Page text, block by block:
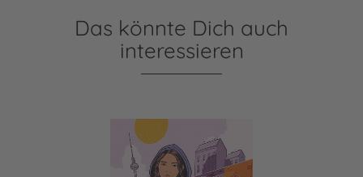
Das könnte Dich auch
interessieren